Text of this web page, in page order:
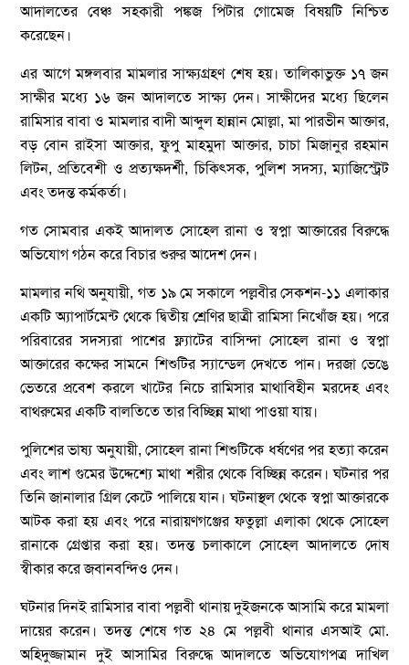
আদালতের বেঞ্চ সহকারী পঙ্কজ পিটার গোমেজ বিষয়টি নিশ্চিত
করেছেন।
এর আগে মঙ্গলবার মামলার সাক্ষ্যগ্রহণ শেষ হয়। তালিকাভুক্ত ১৭ জন
সাক্ষীর মধ্যে ১৬ জন আদালতে সাক্ষ্য দেন। সাক্ষীদের মধ্যে ছিলেন
রামিসার বাবা ও মামলার বাদী আব্দুল হান্নান মোল্লা, মা পারভীন আক্তার,
বড় বোন রাইসা আক্তার, ফুপু মাহমুদা আক্তার, চাচা মিজানুর রহমান
লিটন, প্রতিবেশী ও প্রত্যক্ষদর্শী, চিকিৎসক, পুলিশ সদস্য, ম্যাজিস্ট্রেট
এবং তদন্ত কর্মকর্তা।
গত সোমবার একই আদালত সোহেল রানা ও স্বপ্না আক্তারের বিরুদ্ধে
অভিযোগ গঠন করে বিচার শুরুর আদেশ দেন।
মামলার নথি অনুযায়ী, গত ১৯ মে সকালে পল্লবীর সেকশন-১১ এলাকার
একটি অ্যাপার্টমেন্ট থেকে দ্বিতীয় শ্রেণির ছাত্রী রামিসা নিখোঁজ হয়। পরে
পরিবারের সদস্যরা পাশের ফ্ল্যাটের বাসিন্দা সোহেল রানা ও স্বপ্না
আক্তারের কক্ষের সামনে শিশুটির স্যান্ডেল দেখতে পান। দরজা ভেঙে
ভেতরে প্রবেশ করলে খাটের নিচে রামিসার মাথাবিহীন মরদেহ এবং
বাথরুমের একটি বালতিতে তার বিচ্ছিন্ন মাথা পাওয়া যায়।
পুলিশের ভাষ্য অনুযায়ী, সোহেল রানা শিশুটিকে ধর্ষণের পর হত্যা করেন
এবং লাশ গুমের উদ্দেশ্যে মাথা শরীর থেকে বিচ্ছিন্ন করেন। ঘটনার পর
তিনি জানালার গ্রিল কেটে পালিয়ে যান। ঘটনাস্থল থেকে স্বপ্না আক্তারকে
আটক করা হয় এবং পরে নারায়ণগঞ্জের ফতুল্লা এলাকা থেকে সোহেল
রানাকে গ্রেপ্তার করা হয়। তদন্ত চলাকালে সোহেল আদালতে দোষ
স্বীকার করে জবানবন্দিও দেন।
ঘটনার দিনই রামিসার বাবা পল্লবী থানায় দুইজনকে আসামি করে মামলা
দায়ের করেন। তদন্ত শেষে গত ২৪ মে পল্লবী থানার এসআই মো.
অহিদুজ্জামান দুই আসামির বিরুদ্ধে আদালতে অভিযোগপত্র দাখিল